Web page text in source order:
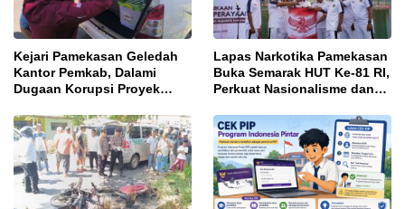
Kejari Pamekasan Geledah
Kantor Pemkab, Dalami
Dugaan Korupsi Proyek
Lapas Narkotika Pamekasan
Buka Semarak HUT Ke-81 RI,
Perkuat Nasionalisme dan